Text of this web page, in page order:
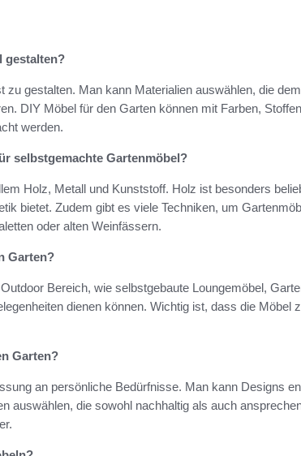
gestalten?
gestalten. Man kann Materialien auswählen, die
DIY Möbel für den Garten können mit Farben,
werden.
selbstgemachte Gartenmöbel?
Holz, Metall und Kunststoff. Holz ist besonders
bietet. Zudem gibt es viele Techniken, um
oder alten Weinfässern.
Garten?
Bereich, wie selbstgebaute Loungemöbel,
dienen können. Wichtig ist, dass die Möbel
Garten?
an persönliche Bedürfnisse. Man kann Designs
auswählen, die sowohl nachhaltig als auch